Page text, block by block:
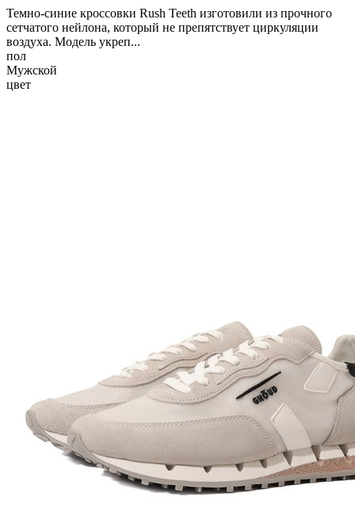
Темно-синие кроссовки Rush Teeth изготовили из прочного
сетчатого нейлона, который не препятствует циркуляции
воздуха. Модель укреп...
пол
Мужской
цвет